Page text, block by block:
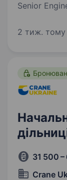
Senior
кінцевого
2 тиж. тому
31 500
Crane